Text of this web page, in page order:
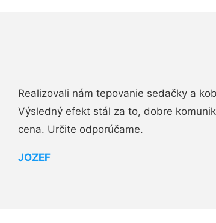
Realizovali nám tepovanie sedačky a
Výsledný efekt stál za to, dobre
cena. Určite odporúčame.
JOZEF